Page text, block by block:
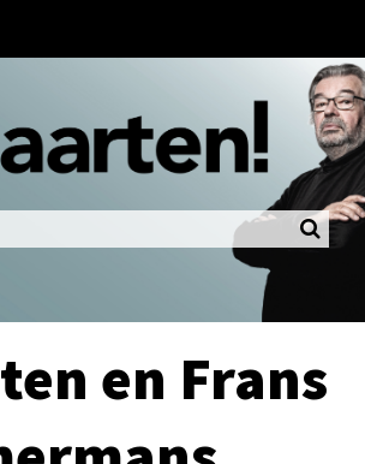
LOGIN
en Frans